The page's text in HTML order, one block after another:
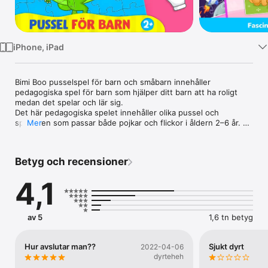
TV
iPhone, iPad
Bimi Boo pusselspel för barn och småbarn innehåller
pedagogiska spel för barn som hjälper ditt barn att ha roligt
medan det spelar och lär sig.
Det här pedagogiska spelet innehåller olika pussel och
spellägen som passar både pojkar och flickor i åldern 2–6 år.
Dessutom är det här barnspel utan annonser. Miljön är alltså
Lärspelen omfattar följande teman:
– Vilda djur;
– Dinosaurier;
– Rymden;
– Tåg;
Mer
Betyg och recensioner
4,1
av 5 1,6 tn betyg
Hur avslutar man??
2022-04-06
dyrteheh
Sjukt dyrt